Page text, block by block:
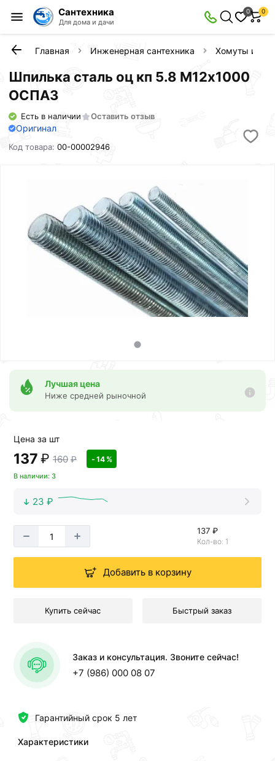
Сантехника
Для дома и дачи
0 0
Главная Инженерная сантехника Хомуты и
Шпилька сталь оц кп 5.8 М12х1000
ОСПАЗ
Есть в наличии Оставить отзыв
Оригинал
Код товара:00-00002946
Гарантийный срок 5 лет
Характеристики
Лучшая цена
Ниже средней рыночной
Цена за шт
137 ₽ 160 ₽ - 14 %
В наличии: 3
23 ₽
137 ₽
Кол-во: 1
Добавить в корзину
Купить сейчас Быстрый заказ
Заказ и консультация. Звоните сейчас!
+7 (986) 000 08 07